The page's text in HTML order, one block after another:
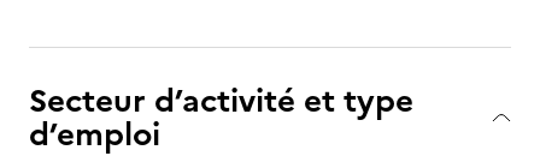
Secteur d’activité et type
d’emploi